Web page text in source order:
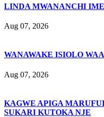
LINDA MWANANCHI
Aug 07, 2026
WANAWAKE ISIOLO
Aug 07, 2026
KAGWE APIGA
SUKARI KUTOKA NJE